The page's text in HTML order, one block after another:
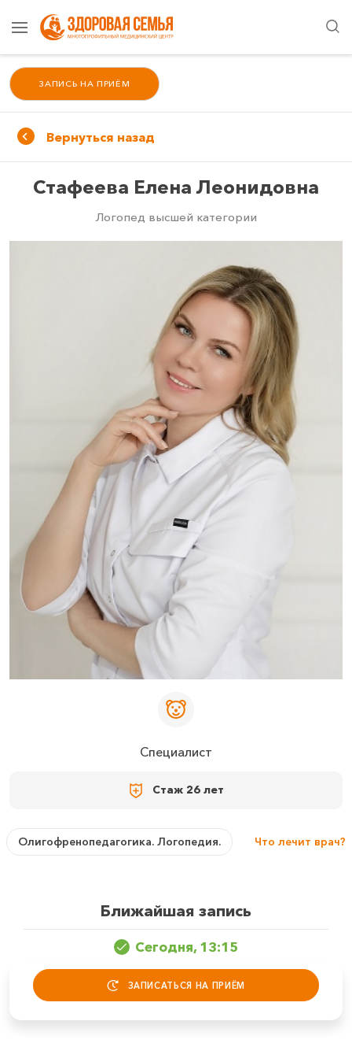
ЗАПИСЬ НА ПРИЁМ
Вернуться назад
Стафеева Елена Леонидовна
Логопед высшей категории
Специалист
Стаж 26 лет
Олигофренопедагогика. Логопедия. Что лечит врач?
Ближайшая запись
Сегодня, 13:15
ЗАПИСАТЬСЯ НА ПРИЁМ